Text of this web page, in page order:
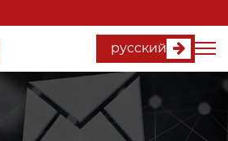
русский